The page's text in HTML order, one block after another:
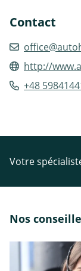
Contact
http://
+48
Votre
Nos